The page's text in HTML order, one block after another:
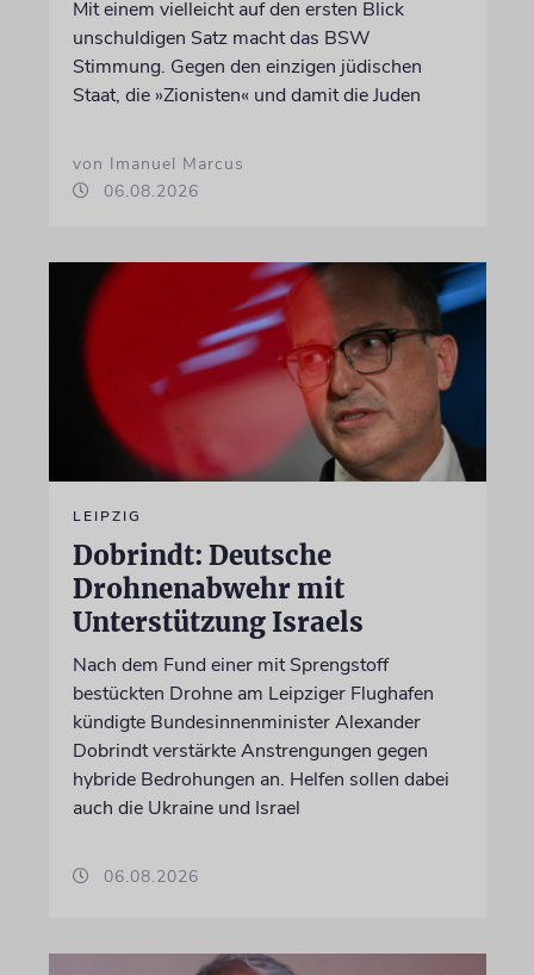
Mit einem vielleicht auf den ersten Blick
unschuldigen Satz macht das BSW
Stimmung. Gegen den einzigen jüdischen
Staat, die »Zionisten« und damit die Juden
von Imanuel Marcus
06.08.2026
LEIPZIG
Dobrindt: Deutsche
Drohnenabwehr mit
Unterstützung Israels
Nach dem Fund einer mit Sprengstoff
bestückten Drohne am Leipziger Flughafen
kündigte Bundesinnenminister Alexander
Dobrindt verstärkte Anstrengungen gegen
hybride Bedrohungen an. Helfen sollen dabei
auch die Ukraine und Israel
06.08.2026